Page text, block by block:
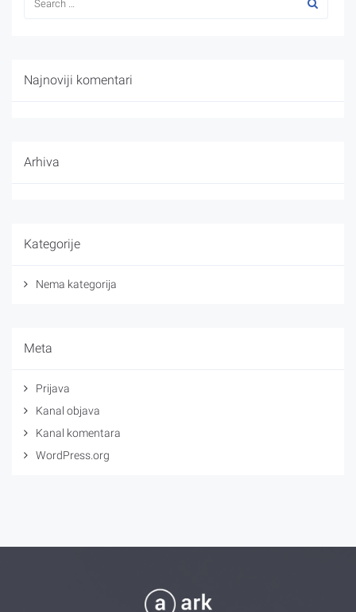
Najnoviji komentari
Arhiva
Kategorije
Nema kategorija
Meta
Prijava
Kanal objava
Kanal komentara
WordPress.org